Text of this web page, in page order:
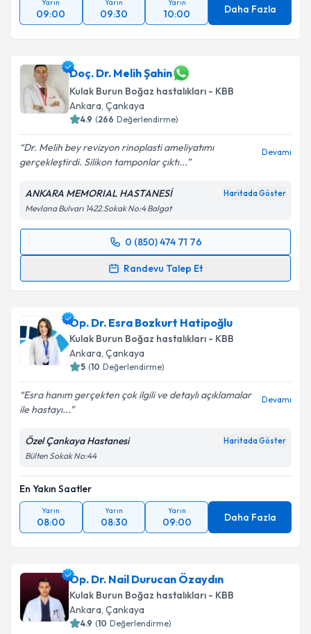
Yarın
09:00
Yarın
09:30
Yarın
10:00 Daha Fazla
Doç. Dr. Melih Şahin
Kulak Burun Boğaz hastalıkları - KBB
Ankara, Çankaya
4.9 (266 Değerlendirme)
Dr. Melih bey revizyon rinoplasti ameliyatımı
gerçekleştirdi. Silikon tamponlar çıktı...
Devamı
ANKARA MEMORIAL HASTANESİ Haritada Göster
Mevlana Bulvarı 1422.Sokak No:4 Balgat
0 (850) 474 71 76
Randevu Talep Et
Randevu Takvimi Talebi
takvim hazırlandığında e-posta ile bilgilendireceğiz.
E-posta Adresiniz
kapsamda işlenmesini kabul ediyorum.
Op. Dr. Esra Bozkurt Hatipoğlu
Kulak Burun Boğaz hastalıkları - KBB
Ankara, Çankaya
5 (10 Değerlendirme)
Esra hanım gerçekten çok ilgili ve detaylı açıklamalar
ile hastayı...
Devamı
Özel Çankaya Hastanesi Haritada Göster
Bülten Sokak No:44
En Yakın Saatler
Yarın
08:00
Yarın
08:30
Yarın
09:00 Daha Fazla
Op. Dr. Nail Durucan Özaydın
Kulak Burun Boğaz hastalıkları - KBB
Ankara, Çankaya
4.9 (10 Değerlendirme)